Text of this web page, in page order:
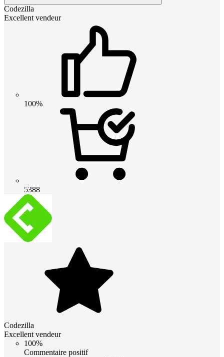
Codezilla
Excellent vendeur
100%
5388
Codezilla
Excellent vendeur
100%
Commentaire positif